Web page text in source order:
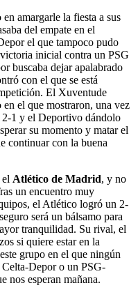
en amargarle la fiesta a sus
del empate en el
el que tampoco pudo
inicial contra un PSG
buscaba dejar apalabrado
con el que se está
El Xuventude
el que mostraron, una vez
2-1 y el Deportivo dándolo
su momento y matar el
continuar con la buena
Atlético de Madrid, y no
un encuentro muy
el Atlético logró un 2-
será un bálsamo para
tranquilidad. Su rival, el
si quiere estar en la
grupo en el que ningún
Depor o un PSG-
nos esperan mañana.